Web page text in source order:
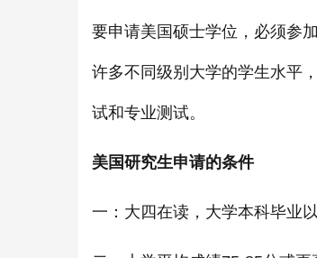
要申请美国硕士学位，必须参
许多不同级别大学的学生水平
试和专业测试。
美国研究生申请的条件
一： 大四在读，大学本科毕业